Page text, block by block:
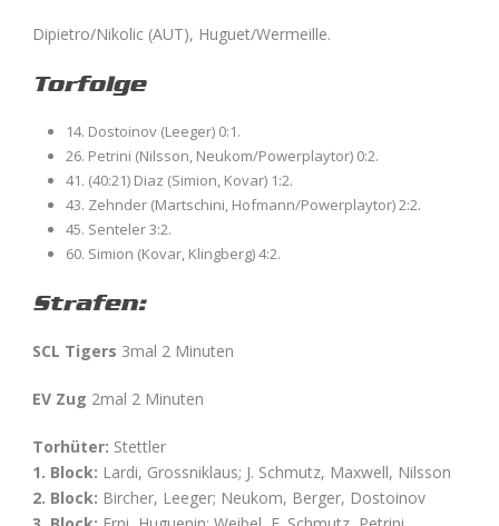
Dipietro/Nikolic (AUT), Huguet/Wermeille.
Torfolge
14. Dostoinov (Leeger) 0:1.
26. Petrini (Nilsson, Neukom/Powerplaytor) 0:2.
41. (40:21) Diaz (Simion, Kovar) 1:2.
43. Zehnder (Martschini, Hofmann/Powerplaytor) 2:2.
45. Senteler 3:2.
60. Simion (Kovar, Klingberg) 4:2.
Strafen:
SCL Tigers 3mal 2 Minuten
EV Zug 2mal 2 Minuten
Torhüter: Stettler
1. Block: Lardi, Grossniklaus; J. Schmutz, Maxwell, Nilsson
2. Block: Bircher, Leeger; Neukom, Berger, Dostoinov